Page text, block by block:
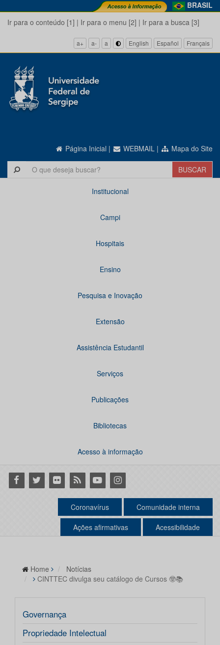
BRASIL
Ir para o conteúdo [1] | Ir para o menu [2] | Ir para a busca [3]
a+ a- a English Español Français
Página Inicial | WEBMAIL | Mapa do Site
Institucional
Campi
Hospitais
Ensino
Pesquisa e Inovação
Extensão
Assistência Estudantil
Serviços
Publicações
Bibliotecas
Acesso à informação
Facebook
Twitter Flickr RSS YoutubeInstagram
Coronavírus Comunidade interna
Ações afirmativas Acessibilidade
Home
Notícias
CINTTEC divulga seu catálogo de Cursos 🤓📚
Governança
Propriedade Intelectual